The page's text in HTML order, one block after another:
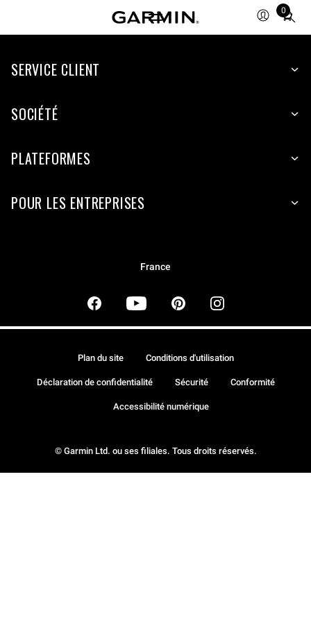
0
Total
items
cart:
SERVICE CLIENT
SOCIÉTÉ
PLATEFORMES
POUR LES ENTREPRISES
France
© Garmin Ltd. ou ses filiales. Tous droits réservés.
Plan du site Conditions d'utilisation
Déclaration de confidentialité Sécurité Conformité
Accessibilité numérique